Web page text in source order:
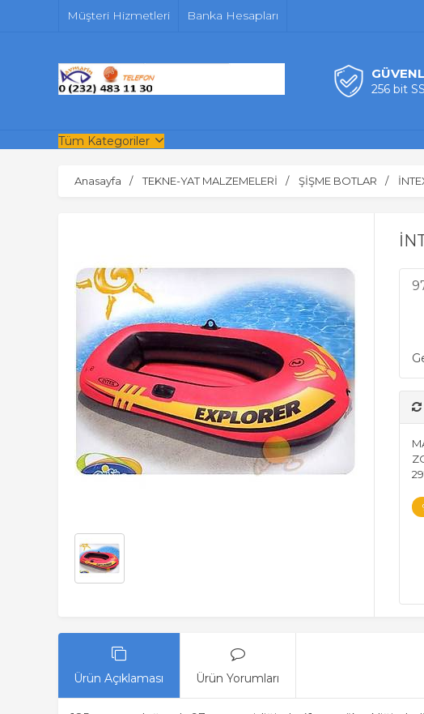
Müşteri Hizmetleri Banka Hesapları
256 bit
Tüm Kategoriler
Anasayfa TEKNE-YAT MALZEMELERİ ŞİŞME BOTLAR
Ürün Açıklaması Ürün Yorumları